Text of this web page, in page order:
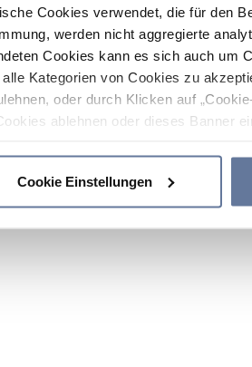
Cookies verwendet, die für den
werden nicht aggregierte
Cookies kann es sich auch um
Kategorien von Cookies zu
oder durch Klicken auf
ablehnen oder dieses Banner
Cookie Einstellungen